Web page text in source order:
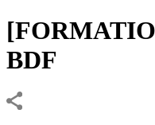
BDF